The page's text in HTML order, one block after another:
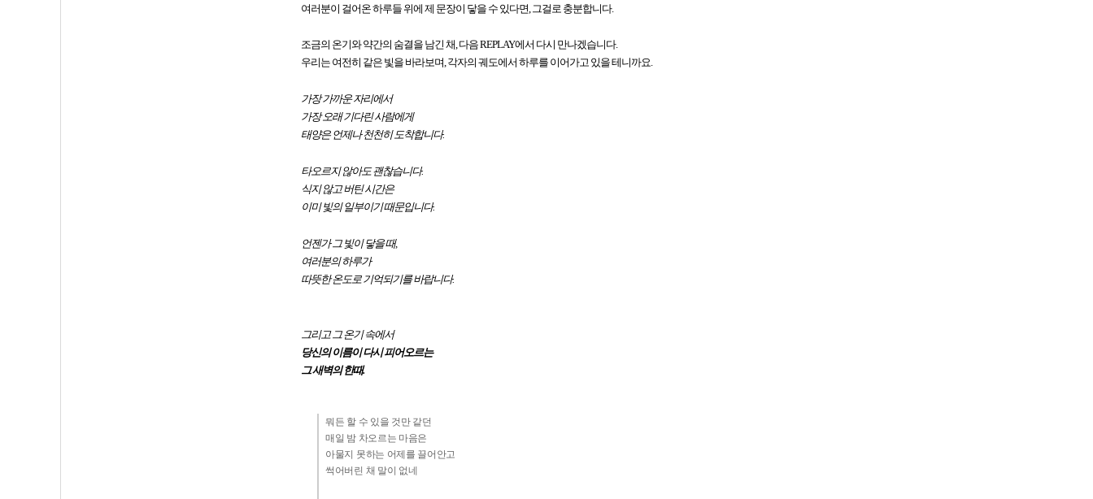
여러분이 걸어온 하루들 위에 제 문장이 닿을 수 있다면, 그걸로 충분합니다.
조금의 온기와 약간의 숨결을 남긴 채, 다음 REPLAY에서 다시 만나겠습니다.
우리는 여전히 같은 빛을 바라보며, 각자의 궤도에서 하루를 이어가고 있을 테니까요.
가장 가까운 자리에서
가장 오래 기다린 사람에게
태양은 언제나 천천히 도착합니다.
타오르지 않아도 괜찮습니다.
식지 않고 버틴 시간은
이미 빛의 일부이기 때문입니다.
언젠가 그 빛이 닿을 때,
여러분의 하루가
따뜻한 온도로 기억되기를 바랍니다.
그리고 그 온기 속에서
당신의 이름이 다시 피어오르는
그 새벽의 한때.
뭐든 할 수 있을 것만 같던
매일 밤 차오르는 마음은
아물지 못하는 어제를 끌어안고
썩어버린 채 말이 없네